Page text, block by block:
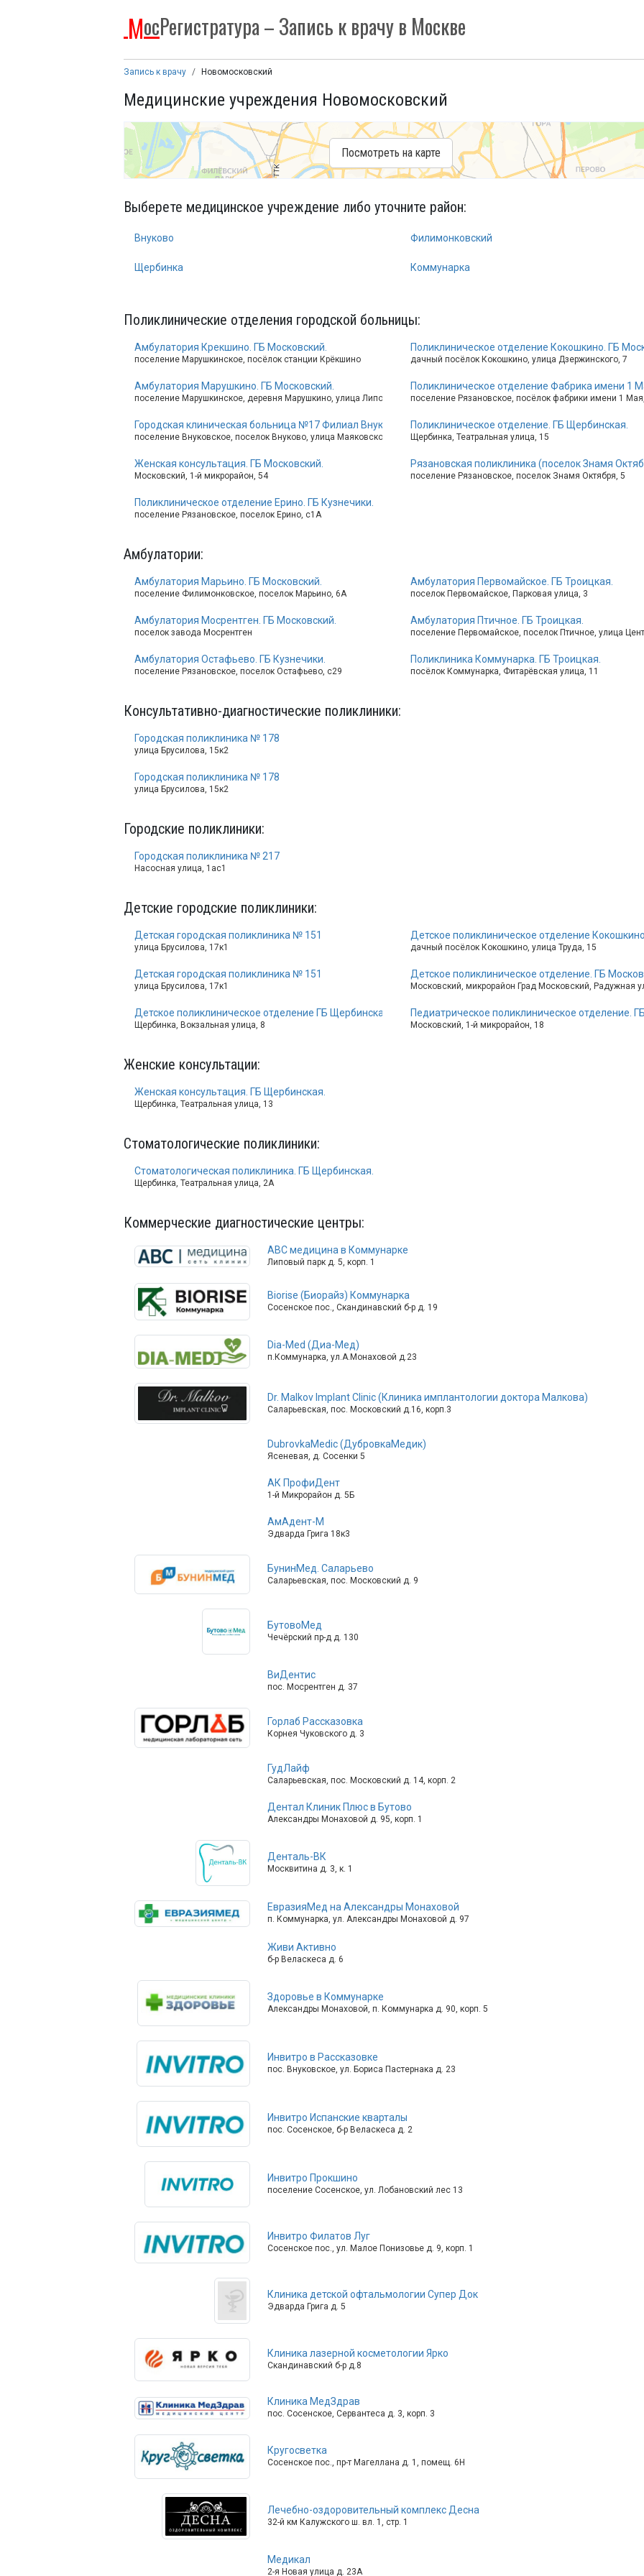
МосРегистратура– Запись к врачу в Москве
Запись к врачу Новомосковский
Медицинские учреждения Новомосковский
Посмотреть на карте
Выберете медицинское учреждение либо уточните район:
Внуково
Щербинка
Филимонковский
Коммунарка
Поликлинические отделения городской больницы:
Амбулатория Крекшино. ГБ Московский.
поселение Марушкинское, посёлок станции Крёкшино
Амбулатория Марушкино. ГБ Московский.
поселение Марушкинское, деревня Марушкино, улица Липовая Аллея, 5
Городская клиническая больница №17 Филиал Внуковский
поселение Внуковское, поселок Внуково, улица Маяковского, 1
Женская консультация. ГБ Московский.
Московский, 1-й микрорайон, 54
Поликлиническое отделение Ерино. ГБ Кузнечики.
поселение Рязановское, поселок Ерино, с1А
Поликлиническое отделение Кокошкино. ГБ
дачный посёлок Кокошкино, улица Дзержинского, 7
Поликлиническое отделение Фабрика имени 1
поселение Рязановское, посёлок фабрики имени 1
Поликлиническое отделение. ГБ Щербинская.
Щербинка, Театральная улица, 15
Рязановская поликлиника (поселок Знамя
поселение Рязановское, поселок Знамя Октября, 5
Амбулатории:
Амбулатория Марьино. ГБ Московский.
поселение Филимонковское, поселок Марьино, 6А
Амбулатория Мосрентген. ГБ Московский.
поселок завода Мосрентген
Амбулатория Остафьево. ГБ Кузнечики.
поселение Рязановское, поселок Остафьево, с29
Амбулатория Первомайское. ГБ Троицкая.
поселок Первомайское, Парковая улица, 3
Амбулатория Птичное. ГБ Троицкая.
поселение Первомайское, поселок Птичное, улица
Поликлиника Коммунарка. ГБ Троицкая.
посёлок Коммунарка, Фитарёвская улица, 11
Консультативно-диагностические поликлиники:
Городская поликлиника № 178
улица Брусилова, 15к2
Городская поликлиника № 178
улица Брусилова, 15к2
Городские поликлиники:
Городская поликлиника № 217
Насосная улица, 1ас1
Детские городские поликлиники:
Детская городская поликлиника № 151
улица Брусилова, 17к1
Детская городская поликлиника № 151
улица Брусилова, 17к1
Детское поликлиническое отделение ГБ Щербинская
Щербинка, Вокзальная улица, 8
Детское поликлиническое отделение
дачный посёлок Кокошкино, улица Труда, 15
Детское поликлиническое отделение. ГБ
Московский, микрорайон Град Московский, Радужная
Педиатрическое поликлиническое отделение.
Московский, 1-й микрорайон, 18
Женские консультации:
Женская консультация. ГБ Щербинская.
Щербинка, Театральная улица, 13
Стоматологические поликлиники:
Стоматологическая поликлиника. ГБ Щербинская.
Щербинка, Театральная улица, 2А
Коммерческие диагностические центры:
ABC медицина в Коммунарке
Липовый парк д. 5, корп. 1
Biorise (Биорайз) Коммунарка
Сосенское пос., Скандинавский б-р д. 19
Dia-Med (Диа-Мед)
п.Коммунарка, ул.А.Монаховой д.23
Dr. Malkov Implant Clinic (Клиника имплантологии доктора Малкова)
Саларьевская, пос. Московский д.16, корп.3
DubrovkaMedic (ДубровкаМедик)
Ясеневая, д. Сосенки 5
АК ПрофиДент
1-й Микрорайон д. 5Б
АмАдент-М
Эдварда Грига 18к3
БунинМед. Саларьево
Саларьевская, пос. Московский д. 9
БутовоМед
Чечёрский пр-д д. 130
ВиДентис
пос. Мосрентген д. 37
Горлаб Рассказовка
Корнея Чуковского д. 3
ГудЛайф
Саларьевская, пос. Московский д. 14, корп. 2
Дентал Клиник Плюс в Бутово
Александры Монаховой д. 95, корп. 1
Денталь-ВК
Москвитина д. 3, к. 1
ЕвразияМед на Александры Монаховой
п. Коммунарка, ул. Александры Монаховой д. 97
Живи Активно
б-р Веласкеса д. 6
Здоровье в Коммунарке
Александры Монаховой, п. Коммунарка д. 90, корп. 5
Инвитро в Рассказовке
пос. Внуковское, ул. Бориса Пастернака д. 23
Инвитро Испанские кварталы
пос. Сосенское, б-р Веласкеса д. 2
Инвитро Прокшино
поселение Сосенское, ул. Лобановский лес 13
Инвитро Филатов Луг
Сосенское пос., ул. Малое Понизовье д. 9, корп. 1
Клиника детской офтальмологии Супер Док
Эдварда Грига д. 5
Клиника лазерной косметологии Ярко
Скандинавский б-р д.8
Клиника МедЗдрав
пос. Сосенское, Сервантеса д. 3, корп. 3
Кругосветка
Сосенское пос., пр-т Магеллана д. 1, помещ. 6Н
Лечебно-оздоровительный комплекс Десна
32-й км Калужского ш. вл. 1, стр. 1
Медикал
2-я Новая улица д. 23А